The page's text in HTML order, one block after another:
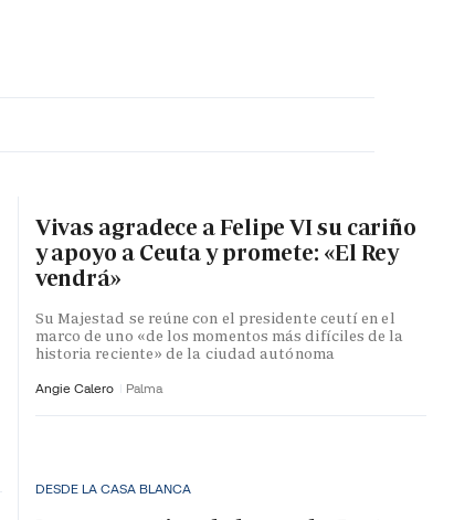
Vivas agradece a Felipe VI su cariño
y apoyo a Ceuta y promete: «El Rey
vendrá»
Su Majestad se reúne con el presidente ceutí en el
marco de uno «de los momentos más difíciles de la
historia reciente» de la ciudad autónoma
Angie Calero Palma
DESDE LA CASA BLANCA